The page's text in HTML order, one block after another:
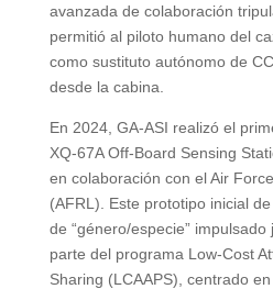
avanzada de colaboración
permitió al piloto humano del
como sustituto autónomo de
desde la cabina.
En 2024, GA-ASI realizó el
XQ-67A Off-Board Sensing
en colaboración con el Air
(AFRL). Este prototipo inicial
de “género/especie” impulsado
parte del programa Low-Cost
Sharing (LCAAPS), centrado